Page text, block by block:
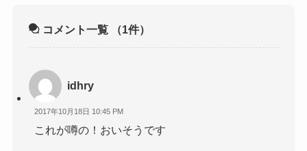
コメント一覧 （1件）
idhry
2017年10月18日 10:45 PM
これが噂の！おいそうです